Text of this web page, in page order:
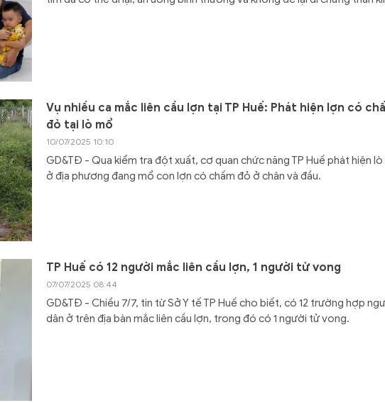
Vụ nhiều ca mắc liên cầu lợn tại TP Huế: Phát hiện lợn có
đỏ tại lò mổ
10/07/2025 10:10
GD&TĐ - Qua kiểm tra đột xuất, cơ quan chức năng TP Huế phát hiện
ở địa phương đang mổ con lợn có chấm đỏ ở chân và đầu.
TP Huế có 12 người mắc liên cầu lợn, 1 người tử vong
07/07/2025 08:44
GD&TĐ - Chiều 7/7, tin từ Sở Y tế TP Huế cho biết, có 12 trường hợp
dân ở trên địa bàn mắc liên cầu lợn, trong đó có 1 người tử vong.